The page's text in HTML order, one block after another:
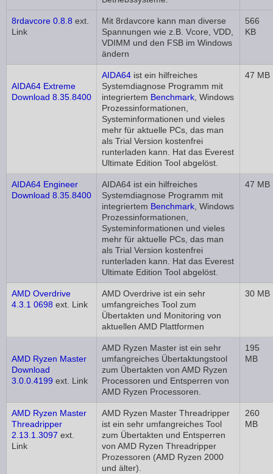
8rdavcore 0.8.8 ext.
Link
Mit 8rdavcore kann man diverse
Spannungen wie z.B. Vcore, VDD,
VDIMM und den FSB im Windows
ändern
566
KB
AIDA64 Extreme
Download 8.35.8400
AIDA64 ist ein hilfreiches
Systemdiagnose Programm mit
integriertem Benchmark, Windows
Prozessinformationen,
Systeminformationen und vieles
mehr für aktuelle PCs, das man
als Trial Version kostenfrei
runterladen kann. Hat das Everest
Ultimate Edition Tool abgelöst.
47 MB
AIDA64 Engineer
Download 8.35.8400
AIDA64 ist ein hilfreiches
Systemdiagnose Programm mit
integriertem Benchmark, Windows
Prozessinformationen,
Systeminformationen und vieles
mehr für aktuelle PCs, das man
als Trial Version kostenfrei
runterladen kann. Hat das Everest
Ultimate Edition Tool abgelöst.
47 MB
AMD Overdrive
4.3.1 0698 ext. Link
AMD Overdrive ist ein sehr
umfangreiches Tool zum
Übertakten und Monitoring von
aktuellen AMD Plattformen
30 MB
AMD Ryzen Master
Download
3.0.0.4199 ext. Link
AMD Ryzen Master ist ein sehr
umfangreiches Übertaktungstool
zum Übertakten von AMD Ryzen
Processoren und Entsperren von
AMD Ryzen Processoren.
195
MB
AMD Ryzen Master
Threadripper
2.13.1.3097 ext.
Link
AMD Ryzen Master Threadripper
ist ein sehr umfangreiches Tool
zum Übertakten und Entsperren
von AMD Ryzen Threadripper
Prozessoren (AMD Ryzen 2000
und älter).
260
MB